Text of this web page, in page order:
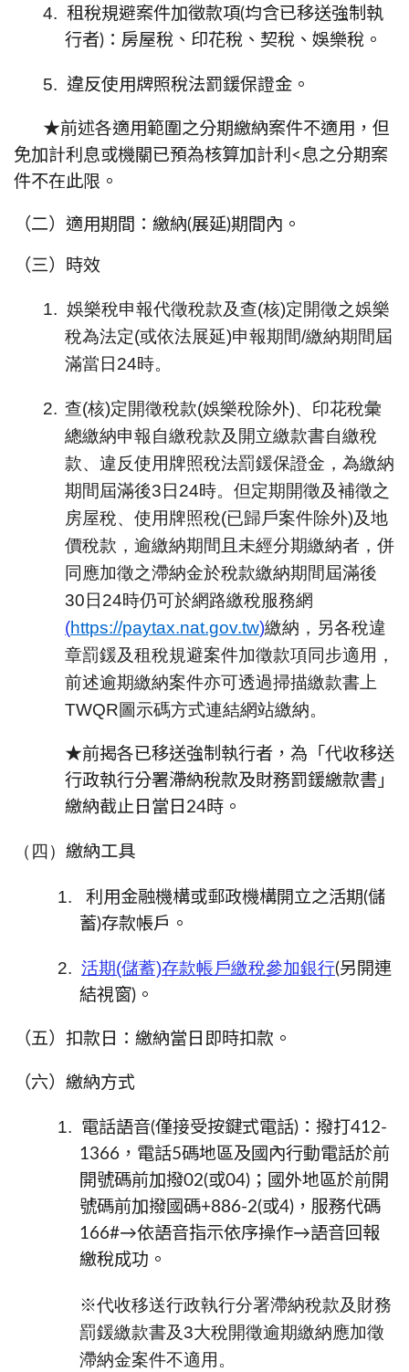
4. 租稅規避案件加徵款項(均含已移送強制執
行者)：房屋稅、印花稅、契稅、娛樂稅。
5. 違反使用牌照稅法罰鍰保證金。
★前述各適用範圍之分期繳納案件不適用，但
免加計利息或機關已預為核算加計利 <息之分期案
件不在此限。
（二） 適用期間：繳納(展延)期間內。
（三） 時效
1. 娛樂稅申報代徵稅款及查(核)定開徵之娛樂
稅為法定(或依法展延)申報期間/繳納期間屆
滿當日24時。
2. 查(核)定開徵稅款(娛樂稅除外)、印花稅彙
總繳納申報自繳稅款及開立繳款書自繳稅
款、違反使用牌照稅法罰鍰保證金，為繳納
期間屆滿後3 日 24時。但定期開徵及補徵之
房屋稅、使用牌照稅(已歸戶案件除外)及地
價稅款，逾繳納期間且未經分期繳納者，併
同應加徵之滯納金於稅款繳納期間屆滿後
30 日 24時仍可於網路繳稅服務網
(https://paytax.nat.gov.tw)繳納，另各稅違
章罰鍰及租稅規避案件加徵款項同步適用，
前述逾期繳納案件亦可透過掃描繳款書上
TWQR圖示碼方式連結網站繳納。
★前揭各已移送強制執行者，為「代收移送
行政執行分署滯納稅款及財務罰鍰繳款書」
繳納截止日當日24時。
（四） 繳納工具
1. 利用金融機構或郵政機構開立之活期(儲
蓄)存款帳戶。
2. 活期(儲蓄)存款帳戶繳稅參加銀行(另開連
結視窗) 。
（五） 扣款日：繳納當日即時扣款。
（六） 繳納方式
1. 電話語音(僅接受按鍵式電話)：撥打412-
1366，電話5碼地區及國內行動電話於前
開號碼前加撥02(或04)；國外地區於前開
號碼前加撥國碼+886-2(或4)，服務代碼
166#→依語音指示依序操作→語音回報
繳稅成功。
※代收移送行政執行分署滯納稅款及財務
罰鍰繳款書及3大稅開徵逾期繳納應加徵
滯納金案件不適用。